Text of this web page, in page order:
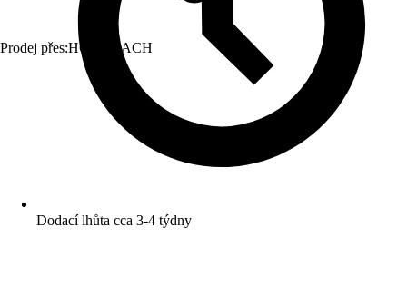
Prodej přes:HORNBACH
Dodací lhůta cca 3-4 týdny